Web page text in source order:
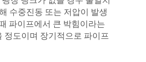
수중진동 또는 저압이 발생
파이프에서 큰 박힘이라는
정도이며 장기적으로 파이프